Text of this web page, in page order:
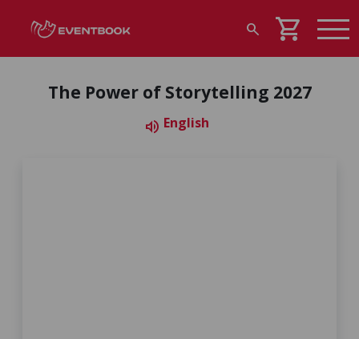
search shopping_cart
The Power of Storytelling 2027
volume_up English